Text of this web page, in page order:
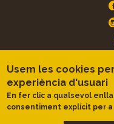
Usem les cookies
experiència d'usuari
En fer clic a qualsevol
consentiment explícit per